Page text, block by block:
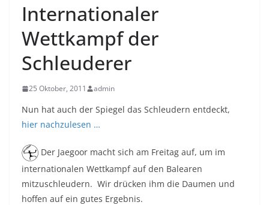
Internationaler
Wettkampf der
Schleuderer
25 Oktober, 2011 admin
Nun hat auch der Spiegel das Schleudern entdeckt,
hier nachzulesen …
Der Jaegoor macht sich am Freitag auf, um im
internationalen Wettkampf auf den Balearen
mitzuschleudern. Wir drücken ihm die Daumen und
hoffen auf ein gutes Ergebnis.